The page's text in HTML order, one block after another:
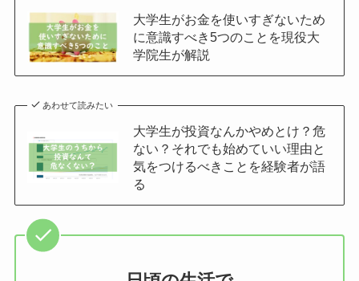
大学生がお金を使いすぎないため
に意識すべき5つのことを現役大
学院生が解説
あわせて読みたい
大学生が投資なんかやめとけ？危
ない？それでも始めていい理由と
気をつけるべきことを経験者が語
る